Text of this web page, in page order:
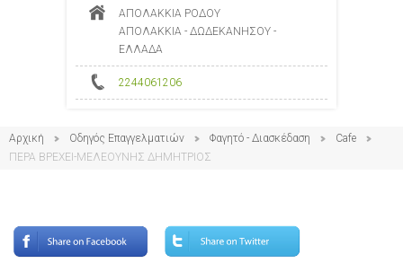
ΑΠΟΛΑΚΚΙΑ ΡΟΔΟΥ
ΑΠΟΛΑΚΚΙΑ - ΔΩΔΕΚΑΝΗΣΟΥ -
ΕΛΛΑΔΑ
2244061206
Αρχική Οδηγός Επαγγελματιών Φαγητό - Διασκέδαση
Cafe
ΠΕΡΑ ΒΡΕΧΕΙ-ΜΕΛΕΟΥΝΗΣ ΔΗΜΗΤΡΙΟΣ